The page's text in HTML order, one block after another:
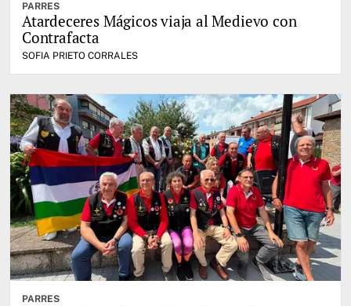
PARRES
Atardeceres Mágicos viaja al Medievo con
Contrafacta
SOFIA PRIETO CORRALES
PARRES